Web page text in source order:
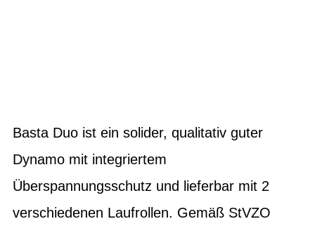
Basta Duo ist ein solider, qualitativ guter
Dynamo mit integriertem
Überspannungsschutz und lieferbar mit 2
verschiedenen Laufrollen. Gemäß StVZO